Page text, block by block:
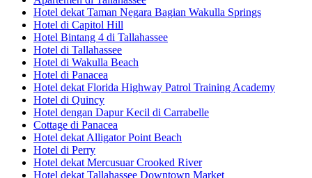
Hotel dekat Taman Negara Bagian Wakulla Springs
Hotel di Capitol Hill
Hotel Bintang 4 di Tallahassee
Hotel di Tallahassee
Hotel di Wakulla Beach
Hotel di Panacea
Hotel dekat Florida Highway Patrol Training Academy
Hotel di Quincy
Hotel dengan Dapur Kecil di Carrabelle
Cottage di Panacea
Hotel dekat Alligator Point Beach
Hotel di Perry
Hotel dekat Mercusuar Crooked River
Hotel dekat Tallahassee Downtown Market